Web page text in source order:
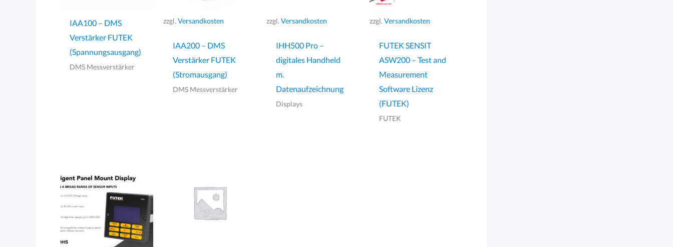
IAA100 – DMS
Verstärker FUTEK
(Spannungsausgang)
DMS Messverstärker
zzgl. Versandkosten
IAA200 – DMS
Verstärker FUTEK
(Stromausgang)
DMS Messverstärker
zzgl. Versandkosten
IHH500 Pro –
digitales Handheld
m.
Datenaufzeichnung
Displays
zzgl. Versandkosten
FUTEK SENSIT
ASW200 – Test and
Measurement
Software Lizenz
(FUTEK)
FUTEK